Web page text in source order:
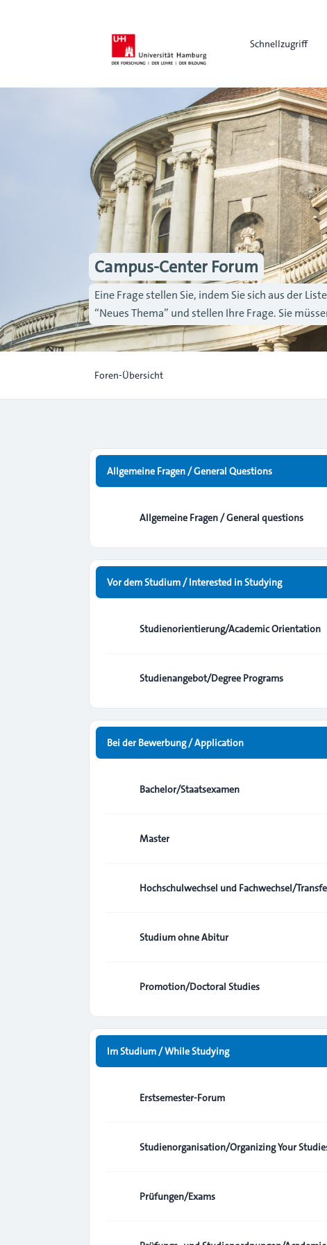
Schnellzugriff
Campus-Center Forum
Eine Frage stellen Sie, indem Sie sich aus der
“Neues Thema” und stellen Ihre Frage. Sie
Foren-Übersicht
Allgemeine Fragen / General Questions
Allgemeine Fragen / General questions
Vor dem Studium / Interested in Studying
Studienorientierung/Academic Orientation
Studienangebot/Degree Programs
Bei der Bewerbung / Application
Bachelor/Staatsexamen
Master
Hochschulwechsel und Fachwechsel/
Studium ohne Abitur
Promotion/Doctoral Studies
Im Studium / While Studying
Erstsemester-Forum
Studienorganisation/Organizing Your
Prüfungen/Exams